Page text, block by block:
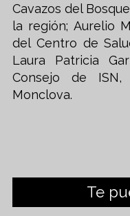
Cavazos del
la región; Aurelio
del Centro de
Laura Patricia
Consejo de
Monclova.
Te